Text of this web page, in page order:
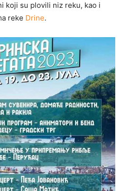
koji su plovili niz reku, kao i
reke Drine.